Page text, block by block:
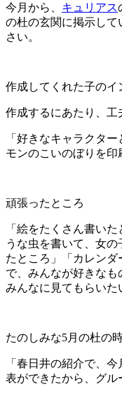
今月から、 キュリアス
の杜の玄関に掲示し
さい。
作成してくれた子のイ
作成するにあたり、工
「好きなキャラクタ
モンのこいのぼりを印
頑張ったところ
「絵をたくさん書い
うな虫を書いて、女
たところ」「カレン
で、みんなが好きな
みんなに見てもらいた
たのしみな5月の杜の
「春日井の紹介で、
表ができたから、グル